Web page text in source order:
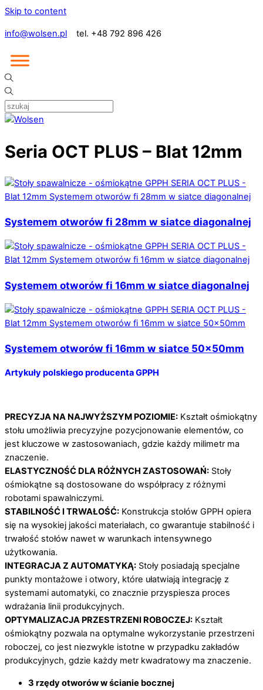
Skip to content
info@wolsen.pl tel. +48 792 896 426
Seria OCT PLUS – Blat 12mm
Systemem otworów fi 28mm w siatce diagonalnej
Systemem otworów fi 16mm w siatce diagonalnej
Systemem otworów fi 16mm w siatce 50×50mm
Artykuły polskiego producenta GPPH
PRECYZJA NA NAJWYŻSZYM POZIOMIE: Kształt ośmiokątny
stołu umożliwia precyzyjne pozycjonowanie elementów, co
jest kluczowe w zastosowaniach, gdzie każdy milimetr ma
znaczenie.
ELASTYCZNOŚĆ DLA RÓŻNYCH ZASTOSOWAŃ: Stoły
ośmiokątne są dostosowane do współpracy z różnymi
robotami spawalniczymi.
STABILNOŚĆ I TRWAŁOŚĆ: Konstrukcja stołów GPPH opiera
się na wysokiej jakości materiałach, co gwarantuje stabilność i
trwałość stołów nawet w warunkach intensywnego
użytkowania.
INTEGRACJA Z AUTOMATYKĄ: Stoły posiadają specjalne
punkty montażowe i otwory, które ułatwiają integrację z
systemami automatyki, co znacznie przyspiesza proces
wdrażania linii produkcyjnych.
OPTYMALIZACJA PRZESTRZENI ROBOCZEJ: Kształt
ośmiokątny pozwala na optymalne wykorzystanie przestrzeni
roboczej, co jest niezwykle istotne w przypadku zakładów
produkcyjnych, gdzie każdy metr kwadratowy ma znaczenie.
3 rzędy otworów w ścianie bocznej